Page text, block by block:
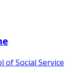
of Social Service